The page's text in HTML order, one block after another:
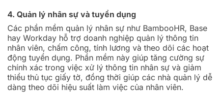
4. Quản lý nhân sự và tuyển dụng
Các phần mềm quản lý nhân sự như BambooHR, Base
hay Workday hỗ trợ doanh nghiệp quản lý thông tin
nhân viên, chấm công, tính lương và theo dõi các hoạt
động tuyển dụng. Phần mềm này giúp tăng cường sự
chính xác trong việc xử lý thông tin nhân sự và giảm
thiểu thủ tục giấy tờ, đồng thời giúp các nhà quản lý dễ
dàng theo dõi hiệu suất làm việc của nhân viên.